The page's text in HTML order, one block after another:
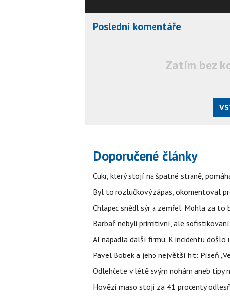
Poslední komentáře
Zatím bez
Doporučené články
Cukr, který stojí na špatné straně,
Byl to rozlučkový zápas, okomentoval
Chlapec snědl sýr a zemřel. Mohla za to
Barbaři nebyli primitivní, ale
AI napadla další firmu. K incidentu došlo
Pavel Bobek a jeho největší hit: Píseň
Odlehčete v létě svým nohám aneb tipy
Hovězí maso stojí za 41 procenty